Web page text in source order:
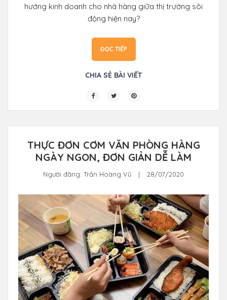
hướng kinh doanh cho nhà hàng giữa thị trường sôi
động hiện nay?
ĐỌC TIẾP
CHIA SẺ BÀI VIẾT
THỰC ĐƠN CƠM VĂN PHÒNG HÀNG
NGÀY NGON, ĐƠN GIẢN DỄ LÀM
Người đăng: Trần Hoàng Vũ | 28/07/2020